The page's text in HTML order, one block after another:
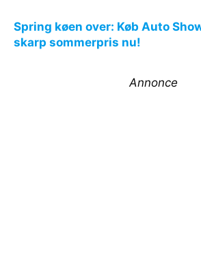
Spring køen over: Køb Auto
skarp sommerpris nu!
Annonce